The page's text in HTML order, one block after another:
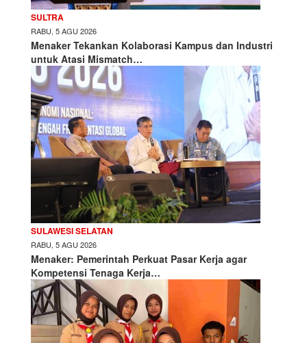
SULTRA
RABU, 5 AGU 2026
Menaker Tekankan Kolaborasi Kampus dan Industri
untuk Atasi Mismatch…
SULAWESI SELATAN
RABU, 5 AGU 2026
Menaker: Pemerintah Perkuat Pasar Kerja agar
Kompetensi Tenaga Kerja…